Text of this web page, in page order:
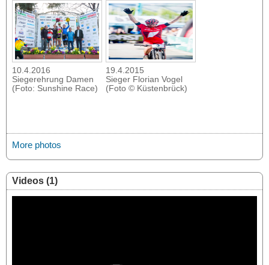
10.4.2016
Siegerehrung Damen
(Foto: Sunshine Race)
19.4.2015
Sieger Florian Vogel
(Foto © Küstenbrück)
More photos
Videos (1)